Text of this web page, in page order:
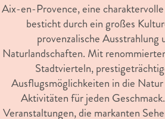
Aix-en-Provence, eine
besticht durch ein großes
provenzalische Ausstrahlung
Naturlandschaften. Mit
Stadtvierteln,
Ausflugsmöglichkeiten in die
Aktivitäten für jeden
Veranstaltungen, die markanten